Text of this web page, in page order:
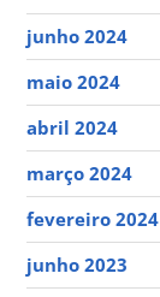
junho 2024
maio 2024
abril 2024
março 2024
fevereiro 2024
junho 2023